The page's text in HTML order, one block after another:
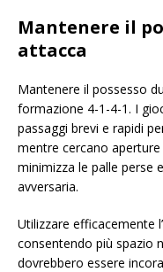
Mantenere il
attacca
Mantenere il possesso
formazione 4-1-4-1. I
passaggi brevi e rapidi
mentre cercano
minimizza le palle perse
avversaria.
Utilizzare efficacemente
consentendo più spazio
dovrebbero essere